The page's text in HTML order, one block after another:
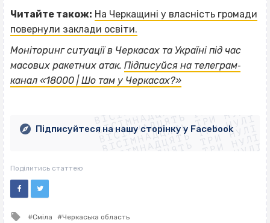
Читайте також: На Черкащині у власність громади
повернули заклади освіти.
Моніторинг ситуації в Черкасах та Україні під час
масових ракетних атак. Підписуйся на телеграм‐
канал «18000 | Шо там у Черкасах?»
ВІСІМНАДЦЯТЬ ТРИ НУЛІ
ВІСІМНАДЦЯТЬ ТРИ НУЛІ
ВІСІМНАДЦЯТЬ ТРИ НУЛІ
ВІСІМНАДЦЯТЬ ТРИ НУЛІ
ВІСІМНАДЦЯТЬ ТРИ НУЛІ
ВІСІМНАДЦЯТЬ ТРИ НУЛІ
ВІСІМНАДЦЯТЬ ТРИ НУЛІ
ВІСІМНАДЦЯТЬ ТРИ НУЛІ
Підписуйтеся на нашу сторінку у Facebook
Поділитись статтею
Tagged
Сміла Черкаська область